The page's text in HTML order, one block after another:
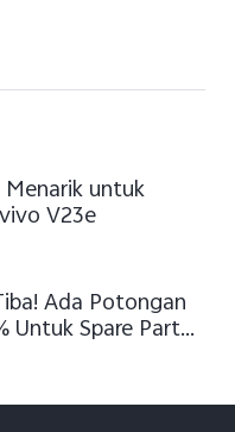
Menarik untuk
V23e
Ada Potongan
Untuk Spare Part